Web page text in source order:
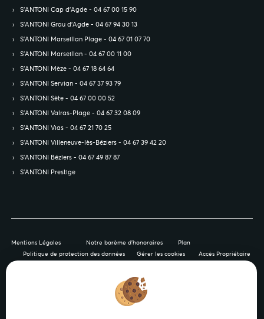
S’ANTONI Cap d'Agde - 04 67 00 15 90
S’ANTONI Grau d'Agde - 04 67 94 30 13
S’ANTONI Marseillan Plage - 04 67 01 07 70
S’ANTONI Marseillan - 04 67 00 11 00
S’ANTONI Mèze - 04 67 18 64 64
S’ANTONI Servian - 04 67 37 93 79
S’ANTONI Sète - 04 67 00 00 52
S’ANTONI Valras-Plage - 04 67 32 08 09
S’ANTONI Vias - 04 67 21 70 25
S’ANTONI Villeneuve-lès-Béziers - 04 67 39 42 20
S’ANTONI Béziers - 04 67 49 87 87
S’ANTONI Prestige
Mentions Légales Notre barème d'honoraires
Plan
Politique de protection des données
Gérer les cookies Accès Propriétaire